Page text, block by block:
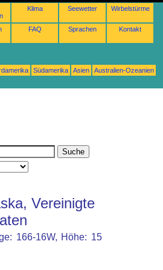
Klima Seewetter Wirbelstürme
FAQ Sprachen Kontakt
Südamerika Asien
Australien-Ozeanien
Vereinigte
166-16W, Höhe: 15